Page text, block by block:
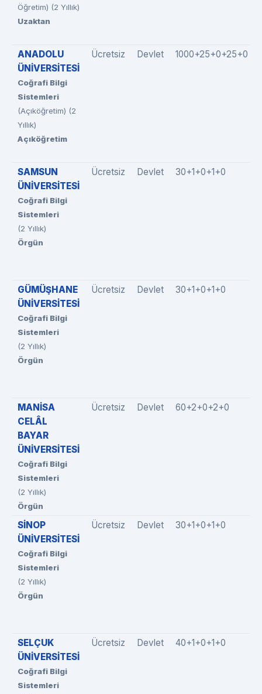
Öğretim) (2 Yıllık)
Uzaktan
ANADOLU
ÜNİVERSİTESİ
Coğrafi Bilgi
Sistemleri
(Açıköğretim) (2
Yıllık)
Açıköğretim
Ücretsiz Devlet 1000+25+0+25+0
SAMSUN
ÜNİVERSİTESİ
Coğrafi Bilgi
Sistemleri
(2 Yıllık)
Örgün
Ücretsiz Devlet 30+1+0+1+0
GÜMÜŞHANE
ÜNİVERSİTESİ
Coğrafi Bilgi
Sistemleri
(2 Yıllık)
Örgün
Ücretsiz Devlet 30+1+0+1+0
MANİSA
CELÂL
BAYAR
ÜNİVERSİTESİ
Coğrafi Bilgi
Sistemleri
(2 Yıllık)
Örgün
Ücretsiz Devlet 60+2+0+2+0
SİNOP
ÜNİVERSİTESİ
Coğrafi Bilgi
Sistemleri
(2 Yıllık)
Örgün
Ücretsiz Devlet 30+1+0+1+0
SELÇUK
ÜNİVERSİTESİ
Coğrafi Bilgi
Sistemleri
Ücretsiz Devlet 40+1+0+1+0